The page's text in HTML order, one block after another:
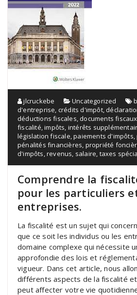
jlcruckebe Uncategorized
d'entreprise crédits d'impôt,
déductions fiscales ,documents fiscaux
fiscalité ,impôts intérêts
législation fiscale ,paiements d'impôts ,
pénalités financières propriété
d'impôts ,revenus salaire taxes
Comprendre la
pour les particuliers
entreprises.
La fiscalité est un sujet qui
que ce soit les individus ou les
domaine complexe qui nécessite
approfondie des lois et
vigueur. Dans cet article, nous
différents aspects de la fiscalité
peut affecter votre vie